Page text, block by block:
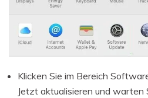
Klicken Sie im Bereich
Jetzt aktualisieren und warten